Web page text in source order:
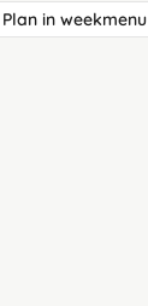
Plan in weekmenu